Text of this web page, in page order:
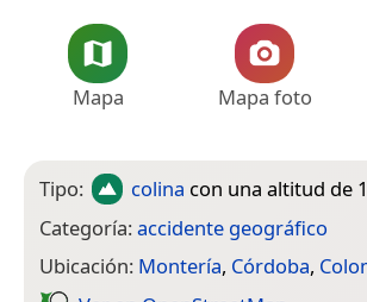
Mapa Mapa foto
Tipo: colina con una altitud de
Categoría:accidente geográfico
Ubicación: Montería, Córdoba,